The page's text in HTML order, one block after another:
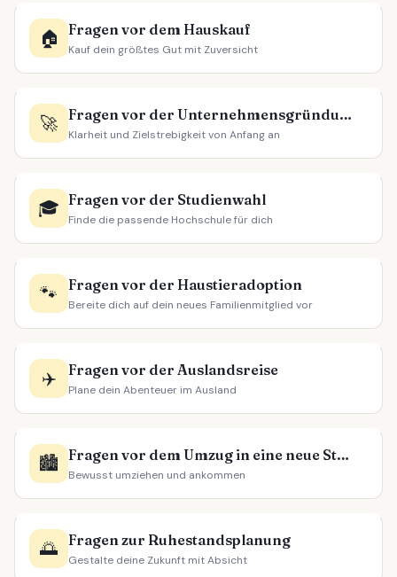
🏠 Fragen vor dem Hauskauf
Kauf dein größtes Gut mit Zuversicht
🚀 Fragen vor der Unternehmensgründung
Klarheit und Zielstrebigkeit von Anfang an
🎓 Fragen vor der Studienwahl
Finde die passende Hochschule für dich
🐾 Fragen vor der Haustieradoption
Bereite dich auf dein neues Familienmitglied vor
✈️ Fragen vor der Auslandsreise
Plane dein Abenteuer im Ausland
🏙️ Fragen vor dem Umzug in eine neue Stadt
Bewusst umziehen und ankommen
🌅 Fragen zur Ruhestandsplanung
Gestalte deine Zukunft mit Absicht